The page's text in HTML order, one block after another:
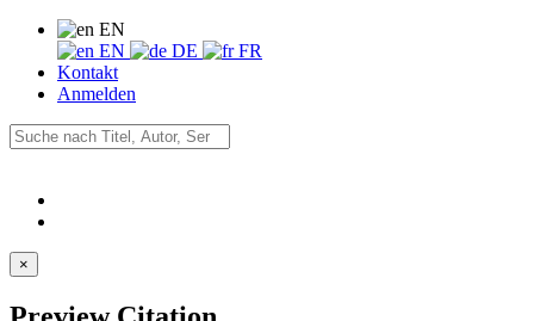
EN
EN
DE
FR
Kontakt
Anmelden
×